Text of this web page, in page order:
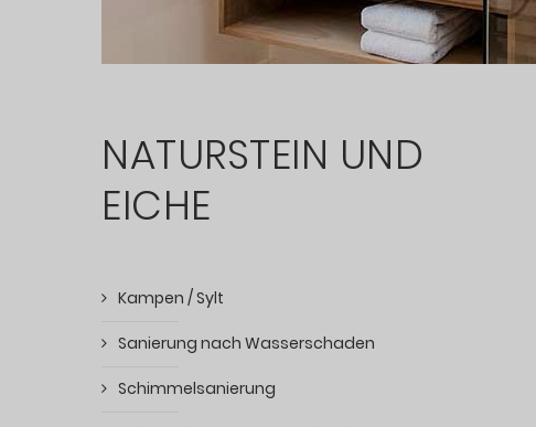
NATURSTEIN UND
EICHE
Kampen / Sylt
Sanierung nach Wasserschaden
Schimmelsanierung